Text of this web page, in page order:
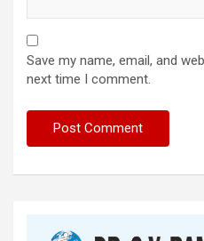
Save my name, email, and
next time I comment.